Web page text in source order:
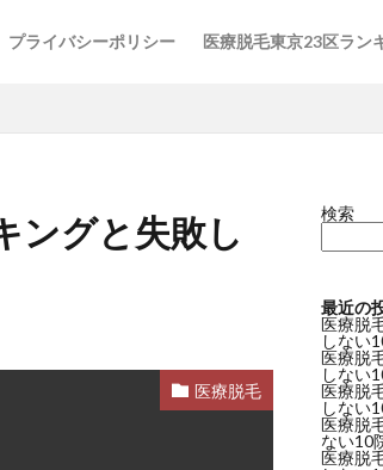
プライバシーポリシー 医療脱毛東京23区ラン
ングと失敗し
医療脱毛
検索
最近の
医療脱
しない
医療脱
しない
医療脱
しない
医療脱
ない10
医療脱
ク 全身脱毛 医療脱毛
検索